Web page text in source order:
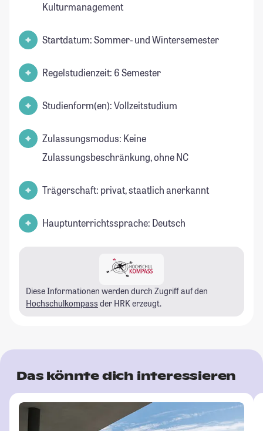
Kulturmanagement
Startdatum: Sommer- und Wintersemester
Regelstudienzeit: 6 Semester
Studienform(en): Vollzeitstudium
Zulassungsmodus: Keine
Zulassungsbeschränkung, ohne NC
Trägerschaft: privat, staatlich anerkannt
Hauptunterrichtssprache: Deutsch
Diese Informationen werden durch Zugriff auf den
Hochschulkompass der HRK erzeugt.
Das könnte dich interessieren